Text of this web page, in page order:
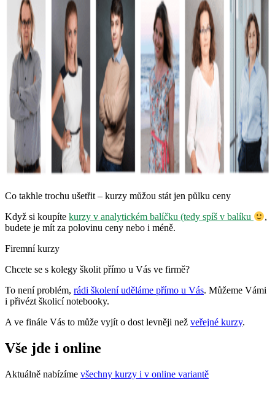
Co takhle trochu ušetřit – kurzy můžou stát jen půlku ceny
Když si koupíte kurzy v analytickém balíčku (tedy spíš v balíku
,
budete je mít za polovinu ceny nebo i méně.
Firemní kurzy
Chcete se s kolegy školit přímo u Vás ve firmě?
To není problém, rádi školení uděláme přímo u Vás. Můžeme Vámi
i přivézt školicí notebooky.
A ve finále Vás to může vyjít o dost levněji než veřejné kurzy.
Vše jde i online
Aktuálně nabízíme všechny kurzy i v online variantě